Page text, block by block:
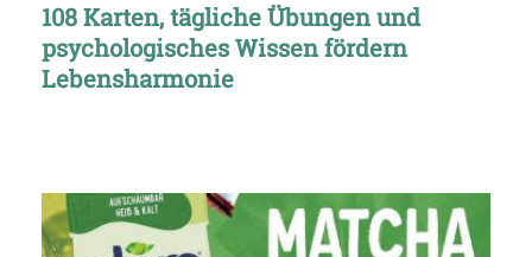
108 Karten, tägliche Übungen und
psychologisches Wissen fördern
Lebensharmonie